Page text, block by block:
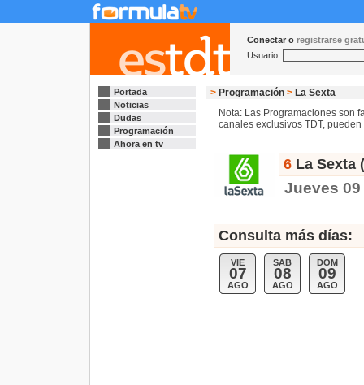
Conectar o registrarse
Usuario:
Portada
Noticias
Dudas
Programación
Ahora en tv
> Programación > La Sexta
Nota: Las Programaciones son
canales exclusivos TDT,
6 La Sexta
Jueves
Consulta más días:
VIE
07
AGO
SAB
08
AGO
DOM
09
AGO